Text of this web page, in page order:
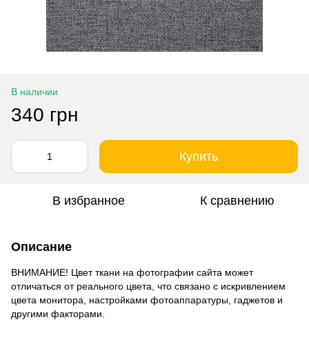
В наличии
340 грн
Купить
В избранное К сравнению
Описание
ВНИМАНИЕ! Цвет ткани на фотографии сайта может
отличаться от реального цвета, что связано с искривлением
цвета монитора, настройками фотоаппаратуры, гаджетов и
другими факторами.